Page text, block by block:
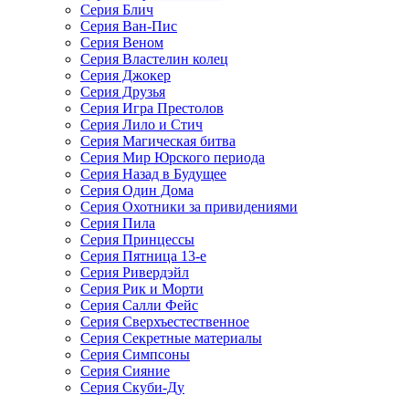
Серия Блич
Серия Ван-Пис
Серия Веном
Серия Властелин колец
Серия Джокер
Серия Друзья
Серия Игра Престолов
Серия Лило и Стич
Серия Магическая битва
Серия Мир Юрского периода
Серия Назад в Будущее
Серия Один Дома
Серия Охотники за привидениями
Серия Пила
Серия Принцессы
Серия Пятница 13-е
Серия Ривердэйл
Серия Рик и Морти
Серия Салли Фейс
Серия Сверхъестественное
Серия Секретные материалы
Серия Симпсоны
Серия Сияние
Серия Скуби-Ду